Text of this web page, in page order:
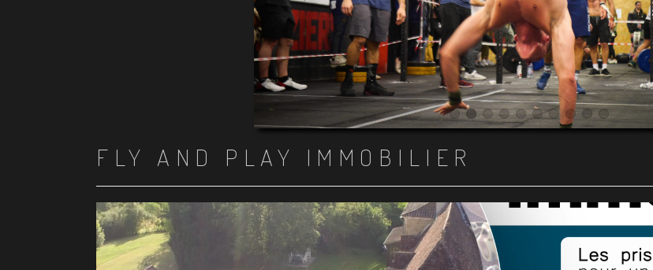
Item 1
Item 2
Item 3
Item 4
Item 5
Item 6
Item 7
Item 8
Item 9Item 10
FLY AND PLAY IMMOBILIER